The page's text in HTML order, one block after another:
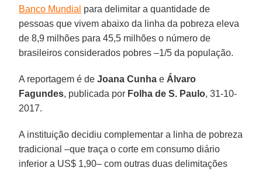
Banco Mundial para delimitar a quantidade de
pessoas que vivem abaixo da linha da pobreza eleva
de 8,9 milhões para 45,5 milhões o número de
brasileiros considerados pobres –1/5 da população.
A reportagem é deJoana Cunha e Álvaro
Fagundes, publicada por Folha de S. Paulo, 31-10-
2017.
A instituição decidiu complementar a linha de pobreza
tradicional –que traça o corte em consumo diário
inferior a US$ 1,90– com outras duas delimitações